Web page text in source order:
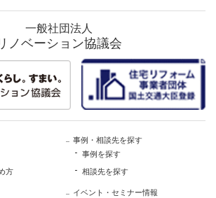
一般社団法人
ノベーション協議会
方
事例・相談先を探す
事例を探す
相談先を探す
イベント・セミナー情報